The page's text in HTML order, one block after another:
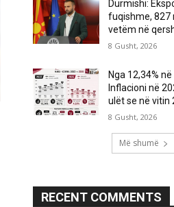
Durmishi:
fuqishme, 827
vetëm në
8 Gusht, 2026
Nga 12,34%
Inflacioni në
ulët se në vitin
8 Gusht, 2026
Më shumë
RECENT COMMENTS